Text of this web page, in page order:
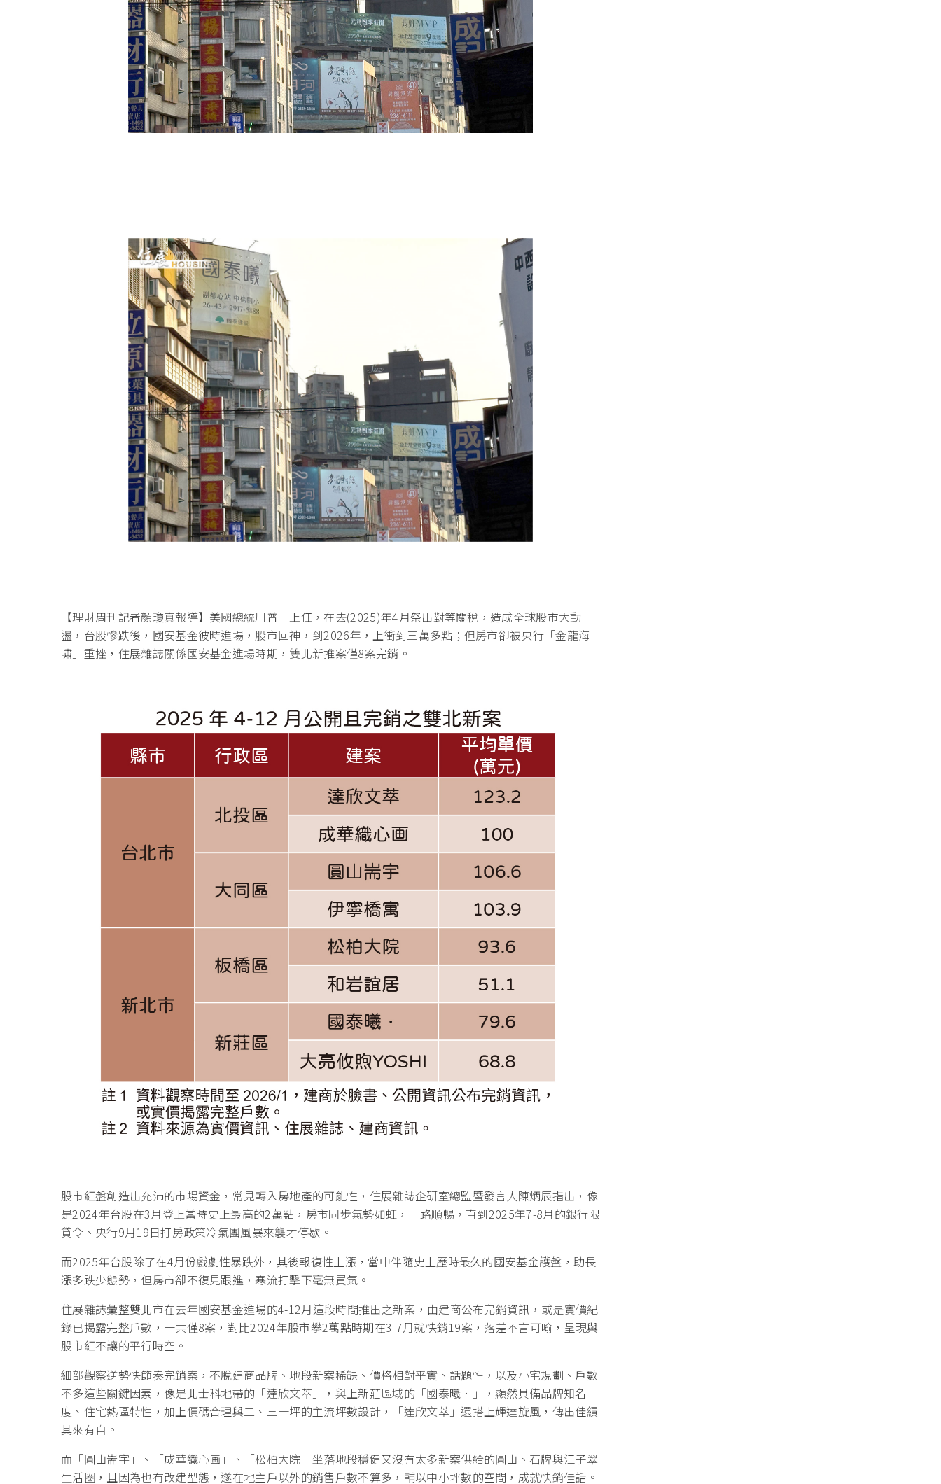
【理財周刊記者顏瓊真報導】美國總統川普一上任，在去(2025)年4月祭出對等關稅，造成全球股市大動
盪，台股慘跌後，國安基金彼時進場，股市回神，到2026年，上衝到三萬多點；但房市卻被央行「金龍海
嘯」重挫，住展雜誌關係國安基金進場時期，雙北新推案僅8案完銷。
股市紅盤創造出充沛的市場資金，常見轉入房地產的可能性，住展雜誌企研室總監暨發言人陳炳辰指出，像
是2024年台股在3月登上當時史上最高的2萬點，房市同步氣勢如虹，一路順暢，直到2025年7-8月的銀行限
貸令、央行9月19日打房政策冷氣團風暴來襲才停歇。
而2025年台股除了在4月份戲劇性暴跌外，其後報復性上漲，當中伴隨史上歷時最久的國安基金護盤，助長
漲多跌少態勢，但房市卻不復見跟進，寒流打擊下毫無買氣。
住展雜誌彙整雙北市在去年國安基金進場的4-12月這段時間推出之新案，由建商公布完銷資訊，或是實價紀
錄已揭露完整戶數，一共僅8案，對比2024年股市攀2萬點時期在3-7月就快銷19案，落差不言可喻，呈現與
股市紅不讓的平行時空。
細部觀察逆勢快節奏完銷案，不脫建商品牌、地段新案稀缺、價格相對平實、話題性，以及小宅規劃、戶數
不多這些關鍵因素，像是北士科地帶的「達欣文萃」，與上新莊區域的「國泰曦．」，顯然具備品牌知名
度、住宅熱區特性，加上價碼合理與二、三十坪的主流坪數設計，「達欣文萃」還搭上輝達旋風，傳出佳績
其來有自。
而「圓山耑宇」、「成華織心画」、「松柏大院」坐落地段穩健又沒有太多新案供給的圓山、石牌與江子翠
生活圈，且因為也有改建型態，遂在地主戶以外的銷售戶數不算多，輔以中小坪數的空間，成就快銷佳話。